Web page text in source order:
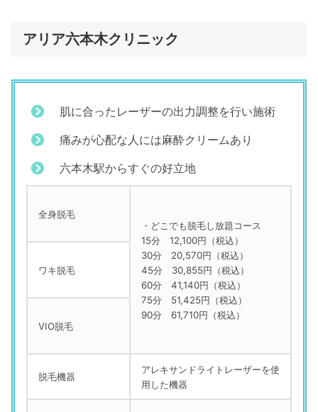
アリア六本木クリニック
肌に合ったレーザーの出力調整を行い施術
痛みが心配な人には麻酔クリームあり
六本木駅からすぐの好立地
全身脱毛
・どこでも脱毛し放題コース
15分 12,100円（税込）
30分 20,570円（税込）
45分 30,855円（税込）
60分 41,140円（税込）
75分 51,425円（税込）
90分 61,710円（税込）
ワキ脱毛
VIO脱毛
脱毛機器
アレキサンドライトレーザーを使
用した機器